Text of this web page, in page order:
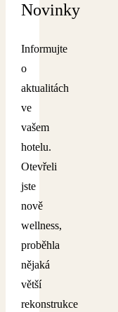
Novinky
Informujte
o
aktualitách
ve
vašem
hotelu.
Otevřeli
jste
nově
wellness,
proběhla
nějaká
větší
rekonstrukce